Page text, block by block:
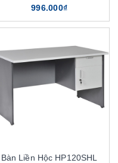
996.000₫
Bàn Liền Hộc HP120SHL